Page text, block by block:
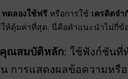
ทดลองใช้ฟรี หรือการใช้ เครดิตจำ
ให้คุ้มค่าที่สุด. นี่คือคำแนะนำไม่กี่ข้
คุณสมบัติหลัก: ใช้ฟังก์ชันที่
การแสดงผลข้อความหรื